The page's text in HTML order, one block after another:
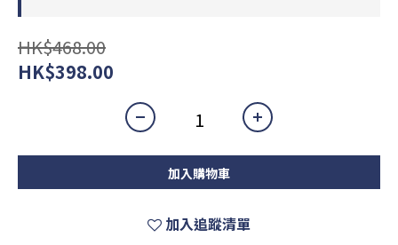
HK$468.00
HK$398.00
加入購物車
加入追蹤清單